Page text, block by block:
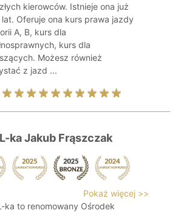
kierowców. Istnieje ona już
Oferuje ona kurs prawa jazdy
A, B, kurs dla
kurs dla
Możesz również
z jazd ...
ka Jakub Frąszczak
Pokaż więcej >>
ka to renomowany Ośrodek